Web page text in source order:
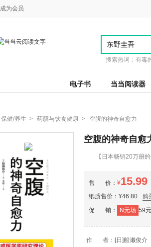
成为会员
搜索热词： 有毒
电子书 当当阅读器
保健/养生 > 药膳与饮食健康 > 空腹的神奇自愈力
空腹的神奇自愈
【日本畅销20万册
年，身体内外年轻10岁！
售 价： ¥15.99
纸质售价：¥46.80 购
促 销： N元场 59
作 者： [日]船濑俊介